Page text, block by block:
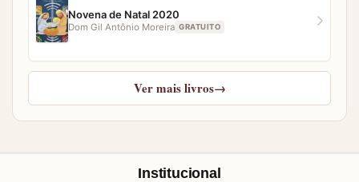
Novena de Natal 2020
Dom Gil Antônio Moreira GRATUITO
Ver mais livros→
Institucional